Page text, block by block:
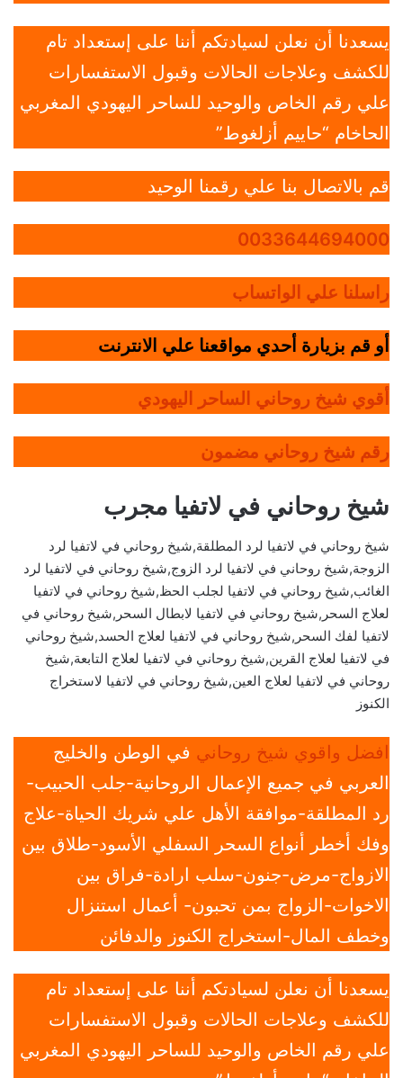
يسعدنا أن نعلن لسيادتكم أننا على إستعداد تام
للكشف وعلاجات الحالات وقبول الاستفسارات
علي رقم الخاص والوحيد للساحر اليهودي المغربي
الحاخام “حاييم أزلغوط”
قم بالاتصال بنا علي رقمنا الوحيد
0033644694000
راسلنا علي الواتساب
أو قم بزيارة أحدي مواقعنا علي الانترنت
أقوي شيخ روحاني الساحر اليهودي
رقم شيخ روحاني مضمون
شيخ روحاني في لاتفيا مجرب
شيخ روحاني في لاتفيا لرد المطلقة,شيخ روحاني في لاتفيا لرد
الزوجة,شيخ روحاني في لاتفيا لرد الزوج,شيخ روحاني في لاتفيا لرد
الغائب,شيخ روحاني في لاتفيا لجلب الحظ,شيخ روحاني في لاتفيا
لعلاج السحر,شيخ روحاني في لاتفيا لابطال السحر,شيخ روحاني في
لاتفيا لفك السحر,شيخ روحاني في لاتفيا لعلاج الحسد,شيخ روحاني
في لاتفيا لعلاج القرين,شيخ روحاني في لاتفيا لعلاج التابعة,شيخ
روحاني في لاتفيا لعلاج العين,شيخ روحاني في لاتفيا لاستخراج
الكنوز
افضل واقوي شيخ روحاني في الوطن والخليج
العربي في جميع الإعمال الروحانية-جلب الحبيب-
رد المطلقة-موافقة الأهل علي شريك الحياة-علاج
وفك أخطر أنواع السحر السفلي الأسود-طلاق بين
الازواج-مرض-جنون-سلب ارادة-فراق بين
الاخوات-الزواج بمن تحبون- أعمال استنزال
وخطف المال-استخراج الكنوز والدفائن
يسعدنا أن نعلن لسيادتكم أننا على إستعداد تام
للكشف وعلاجات الحالات وقبول الاستفسارات
علي رقم الخاص والوحيد للساحر اليهودي المغربي